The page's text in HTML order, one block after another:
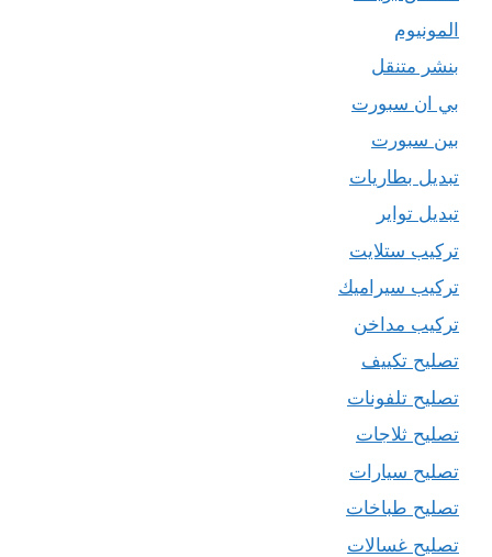
المونيوم
بنشر متنقل
بي ان سبورت
بين سبورت
تبديل بطاريات
تبديل تواير
تركيب ستلايت
تركيب سيراميك
تركيب مداخن
تصليح تكييف
تصليح تلفونات
تصليح ثلاجات
تصليح سيارات
تصليح طباخات
تصليح غسالات